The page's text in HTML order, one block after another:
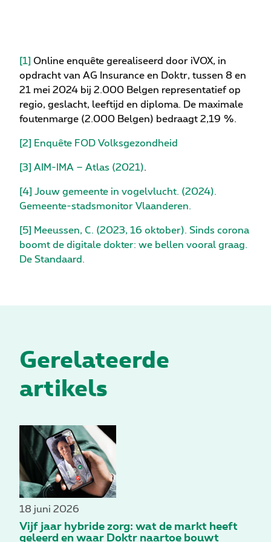
[1] Online enquête gerealiseerd door iVOX, in
opdracht van AG Insurance en Doktr, tussen 8 en
21 mei 2024 bij 2.000 Belgen representatief op
regio, geslacht, leeftijd en diploma. De maximale
foutenmarge (2.000 Belgen) bedraagt 2,19 %.
[2] Enquête FOD Volksgezondheid
[3] AIM-IMA – Atlas (2021).
[4] Jouw gemeente in vogelvlucht. (2024).
Gemeente-stadsmonitor Vlaanderen.
[5] Meeussen, C. (2023, 16 oktober). Sinds corona
boomt de digitale dokter: we bellen vooral graag.
De Standaard.
Gerelateerde
artikels
18 juni 2026
Vijf jaar hybride zorg: wat de markt heeft
geleerd en waar Doktr naartoe bouwt